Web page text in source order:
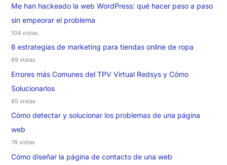
Me han hackeado la web WordPress: qué hacer paso a paso
sin empeorar el problema
104 vistas
6 estrategias de marketing para tiendas online de ropa
89 vistas
Errores más Comunes del TPV Virtual Redsys y Cómo
Solucionarlos
85 vistas
Cómo detectar y solucionar los problemas de una página
web
78 vistas
Cómo diseñar la página de contacto de una web